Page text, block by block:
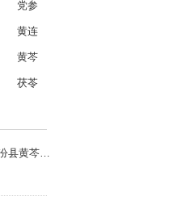
党参
黄连
黄芩
茯苓
药通网产地万里行之山西省襄汾县黄芩考察报告